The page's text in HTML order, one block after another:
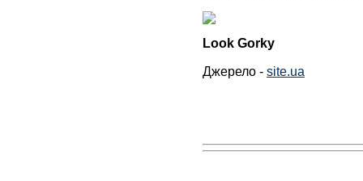
Look Gorky
Джерело - site.ua